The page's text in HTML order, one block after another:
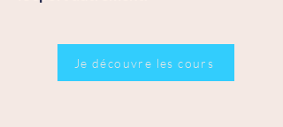
Je découvre les cours